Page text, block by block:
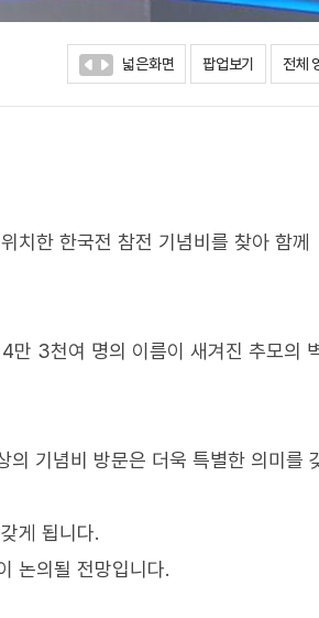
넓은화면 팝업보기 전체
치한 한국전 참전 기념비를 찾아 함께
3천여 명의 이름이 새겨진 추모의
기념비 방문은 더욱 특별한 의미를
게 됩니다.
논의될 전망입니다.